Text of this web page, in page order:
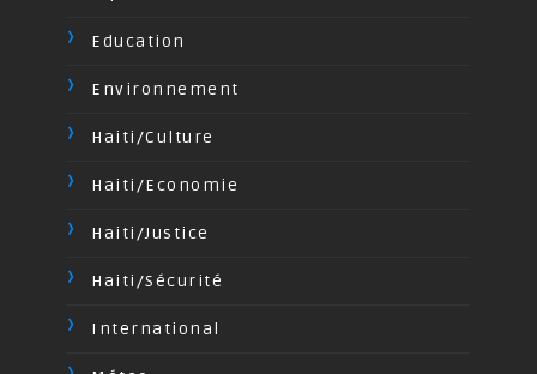
Education
Environnement
Haiti/Culture
Haiti/Economie
Haiti/Justice
Haiti/Sécurité
International